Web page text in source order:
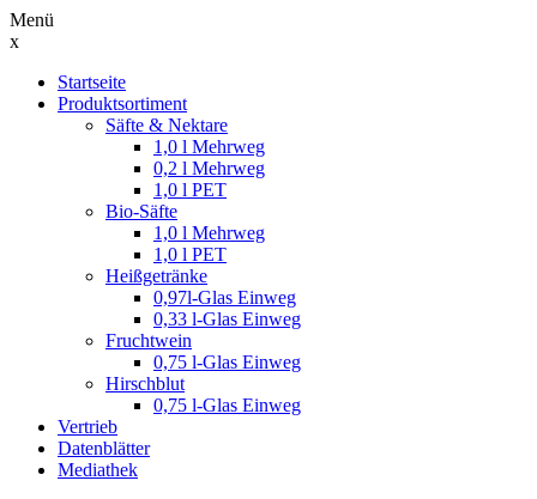
Menü
x
nach:
Startseite
Produktsortiment
Säfte & Nektare
1,0 l Mehrweg
0,2 l Mehrweg
1,0 l PET
Bio-Säfte
1,0 l Mehrweg
1,0 l PET
Heißgetränke
0,97l-Glas Einweg
0,33 l-Glas Einweg
Fruchtwein
0,75 l-Glas Einweg
Hirschblut
0,75 l-Glas Einweg
Vertrieb
Datenblätter
Mediathek